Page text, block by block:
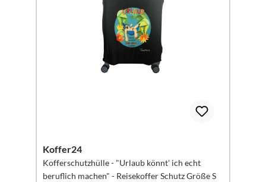
Koffer24
Kofferschutzhülle - "Urlaub könnt' ich echt
beruflich machen" - Reisekoffer Schutz Größe S